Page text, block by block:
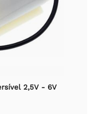
2,5V - 6V